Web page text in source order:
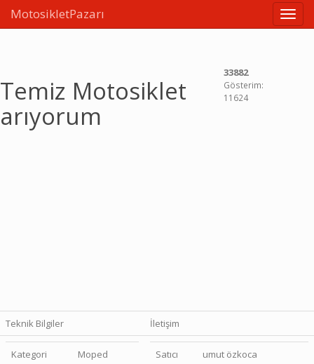
MotosikletPazarı
Temiz Motosiklet
arıyorum
33882
Gösterim:
11624
Teknik Bilgiler İletişim
Kategori
Moped
Satıcı
umut özkoca